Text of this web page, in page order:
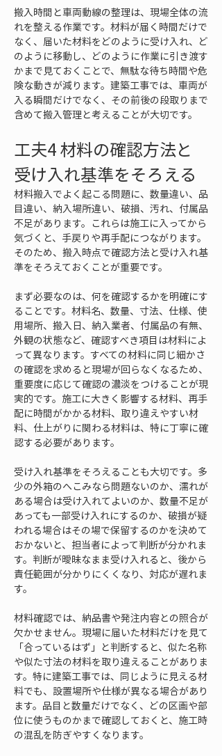
搬入時間と車両動線の整理は、現場全体の流
れを整える作業です。材料が届く時間だけで
なく、届いた材料をどのように受け入れ、ど
のように移動し、どのように作業に引き渡す
かまで見ておくことで、無駄な待ち時間や危
険な動きが減ります。建築工事では、車両が
入る瞬間だけでなく、その前後の段取りまで
含めて搬入管理と考えることが大切です。
工夫4 材料の確認方法と
受け入れ基準をそろえる
材料搬入でよく起こる問題に、数量違い、品
目違い、納入場所違い、破損、汚れ、付属品
不足があります。これらは施工に入ってから
気づくと、手戻りや再手配につながります。
そのため、搬入時点で確認方法と受け入れ基
準をそろえておくことが重要です。
まず必要なのは、何を確認するかを明確にす
ることです。材料名、数量、寸法、仕様、使
用場所、搬入日、納入業者、付属品の有無、
外観の状態など、確認すべき項目は材料によ
って異なります。すべての材料に同じ細かさ
の確認を求めると現場が回らなくなるため、
重要度に応じて確認の濃淡をつけることが現
実的です。施工に大きく影響する材料、再手
配に時間がかかる材料、取り違えやすい材
料、仕上がりに関わる材料は、特に丁寧に確
認する必要があります。
受け入れ基準をそろえることも大切です。多
少の外箱のへこみなら問題ないのか、濡れが
ある場合は受け入れてよいのか、数量不足が
あっても一部受け入れにするのか、破損が疑
われる場合はその場で保留するのかを決めて
おかないと、担当者によって判断が分かれま
す。判断が曖昧なまま受け入れると、後から
責任範囲が分かりにくくなり、対応が遅れま
す。
材料確認では、納品書や発注内容との照合が
欠かせません。現場に届いた材料だけを見て
「合っているはず」と判断すると、似た名称
や似た寸法の材料を取り違えることがありま
す。特に建築工事では、同じように見える材
料でも、設置場所や仕様が異なる場合があり
ます。品目と数量だけでなく、どの区画や部
位に使うものかまで確認しておくと、施工時
の混乱を防ぎやすくなります。